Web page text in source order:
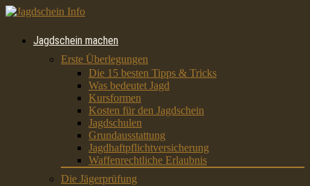
Jagdschein machen
Erste Überlegungen
Die 15 besten Tipps & Tricks
Was bedeutet Jagd
Kursformen
Kosten für den Jagdschein
Jagdschulen
Grundausstattung
Jagdhaftpflichtversicherung
Waffenrechtliche Erlaubnis
Die Jägerprüfung